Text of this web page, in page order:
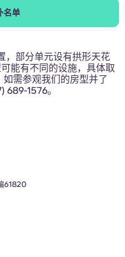
61820
名单
，部分单元设有拱形天花
能有不同的设施，具体取
需参观我们的房型并了
689-1576。